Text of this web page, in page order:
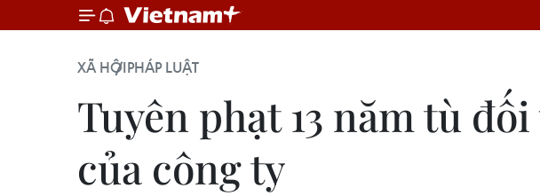
XÃ HỘIPHÁP LUẬT
Tuyên phạt 13 năm tù
của công ty